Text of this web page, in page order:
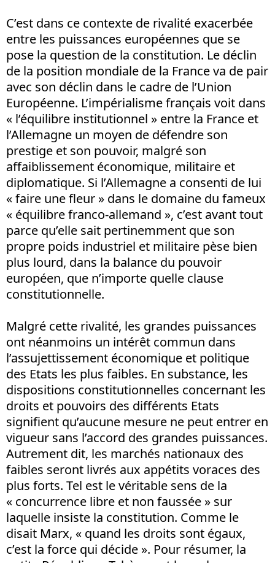
C’est dans ce contexte de rivalité exacerbée
entre les puissances européennes que se
pose la question de la constitution. Le déclin
de la position mondiale de la France va de pair
avec son déclin dans le cadre de l’Union
Européenne. L’impérialisme français voit dans
« l’équilibre institutionnel » entre la France et
l’Allemagne un moyen de défendre son
prestige et son pouvoir, malgré son
affaiblissement économique, militaire et
diplomatique. Si l’Allemagne a consenti de lui
« faire une fleur » dans le domaine du fameux
« équilibre franco-allemand », c’est avant tout
parce qu’elle sait pertinemment que son
propre poids industriel et militaire pèse bien
plus lourd, dans la balance du pouvoir
européen, que n’importe quelle clause
constitutionnelle.
Malgré cette rivalité, les grandes puissances
ont néanmoins un intérêt commun dans
l’assujettissement économique et politique
des Etats les plus faibles. En substance, les
dispositions constitutionnelles concernant les
droits et pouvoirs des différents Etats
signifient qu’aucune mesure ne peut entrer en
vigueur sans l’accord des grandes puissances.
Autrement dit, les marchés nationaux des
faibles seront livrés aux appétits voraces des
plus forts. Tel est le véritable sens de la
« concurrence libre et non faussée » sur
laquelle insiste la constitution. Comme le
disait Marx, « quand les droits sont égaux,
c’est la force qui décide ». Pour résumer, la